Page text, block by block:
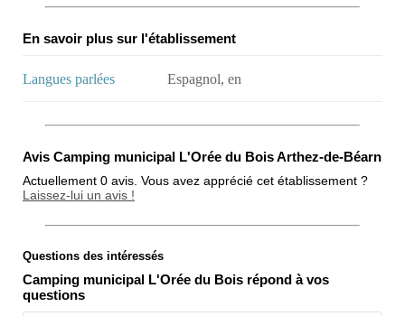
En savoir plus sur l'établissement
Langues parlées Espagnol, en
Avis Camping municipal L'Orée du Bois Arthez-de-Béarn
Actuellement 0 avis. Vous avez apprécié cet établissement ?
Laissez-lui un avis !
Note globale
Propreté
Questions des intéressés
Camping municipal L'Orée du Bois répond à vos
questions